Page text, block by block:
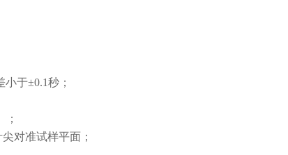
于±0.1秒；
；
对准试样平面；